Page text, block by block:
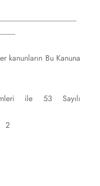
kanunların Bu Kanuna
53 Sayılı
2